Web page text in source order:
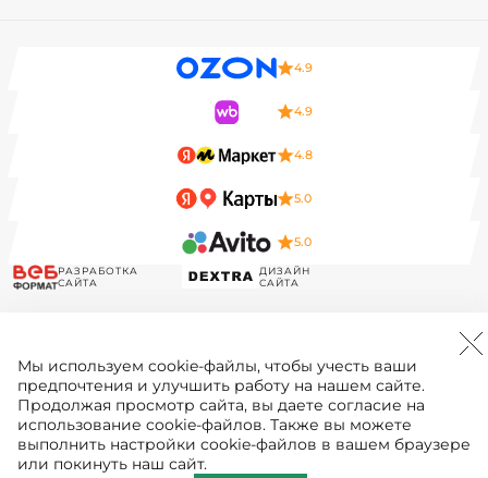
4.9
4.9
4.8
5.0
5.0
РАЗРАБОТКА
САЙТА
ДИЗАЙН
САЙТА
Мы используем cookie-файлы, чтобы учесть ваши
предпочтения и улучшить работу на нашем сайте.
Продолжая просмотр сайта, вы даете согласие на
использование cookie-файлов. Также вы можете
выполнить настройки cookie-файлов в вашем браузере
или покинуть наш сайт.